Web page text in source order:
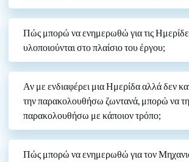
Πώς μπορώ να ενημερωθώ για τις
υλοποιούνται στο πλαίσιο του έργου;
Αν με ενδιαφέρει μια Ημερίδα αλλά δεν
την παρακολουθήσω ζωντανά, μπορώ να
παρακολουθήσω με κάποιον τρόπο;
Πώς μπορώ να ενημερωθώ για τον